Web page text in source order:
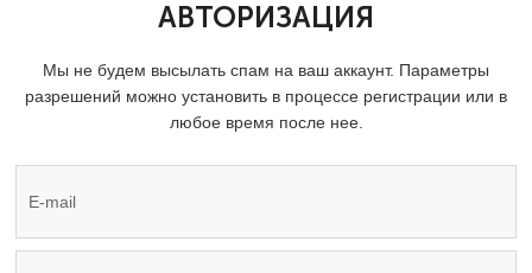
АВТОРИЗАЦИЯ
Мы не будем высылать спам на ваш аккаунт. Параметры
разрешений можно установить в процессе регистрации или в
любое время после нее.